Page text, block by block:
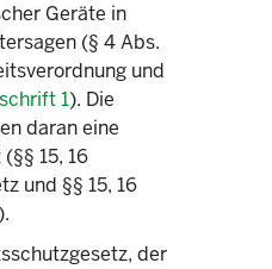
Geräte in
(§ 4 Abs.
und
1). Die
daran eine
15, 16
und §§ 15, 16
der